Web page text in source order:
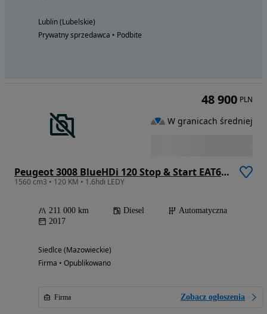
Lublin (Lubelskie)
Prywatny sprzedawca • Podbite
Peugeot 3008 BlueHDi 120 Stop & Start EAT6 Allure
1560 cm3 • 120 KM • 1.6hdi LEDY
211 000 km Diesel
Automatyczna
2017
Siedlce (Mazowieckie)
Firma • Opublikowano
Firma Zobacz ogłoszenia
48 900 PLN
W granicach średniej